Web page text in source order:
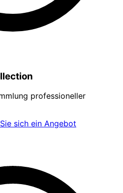
professioneller
sich ein Angebot